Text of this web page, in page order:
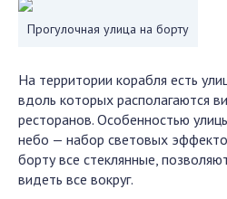
Прогулочная улица на борту
На территории корабля есть
вдоль которых располагаются
ресторанов. Особенностью
небо — набор световых
борту все стеклянные,
видеть все вокруг.